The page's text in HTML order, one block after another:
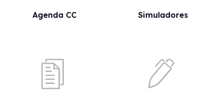
funcionários administrativos. A falta de rigor das
de Contas, conferindo simultaneamente caráter
público à profissão.
Agenda CC Simuladores